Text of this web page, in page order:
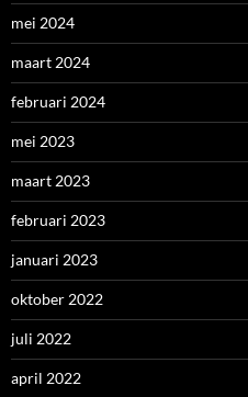
mei 2024
maart 2024
februari 2024
mei 2023
maart 2023
februari 2023
januari 2023
oktober 2022
juli 2022
april 2022